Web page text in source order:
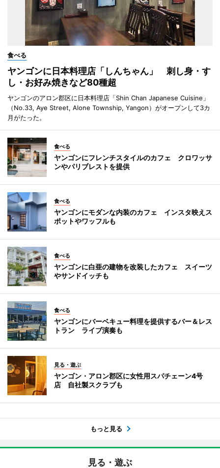
食べる
ヤンゴンに日本料理店「しんちゃん」 刺し身・す
し・お好み焼きなど80種超
ヤンゴンのアロン郡区に日本料理店「Shin Chan Japanese Cuisine」
（No.33, Aye Street, Alone Township, Yangon）がオープンして3カ
月がたった。
食べる
ヤンゴンにフレンチスタイルのカフェ クロワッサ
ンやパリブレストを提供
食べる
ヤンゴンにモダンな内装のカフェ インスタ映えス
ポットやワッフルも
食べる
ヤンゴンに白亜の建物を改装したカフェ スイーツ
やサンドイッチも
食べる
ヤンゴンにバーベキュー料理を提供するバー＆レス
トラン ライブ演奏も
見る・遊ぶ
ヤンゴン・アロン郡区に女性用スパチェーン4号
店 自社製スクラブも
もっと見る
見る・遊ぶ